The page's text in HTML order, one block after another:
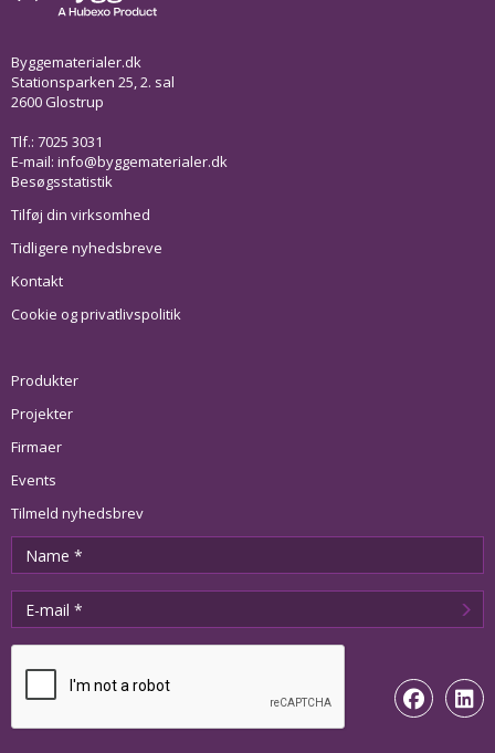
Byggematerialer.dk
Stationsparken 25, 2. sal
2600 Glostrup
Tlf.: 7025 3031
E-mail: info@byggematerialer.dk
Besøgsstatistik
Tilføj din virksomhed
Tidligere nyhedsbreve
Kontakt
Cookie og privatlivspolitik
Produkter
Projekter
Firmaer
Events
Tilmeld nyhedsbrev